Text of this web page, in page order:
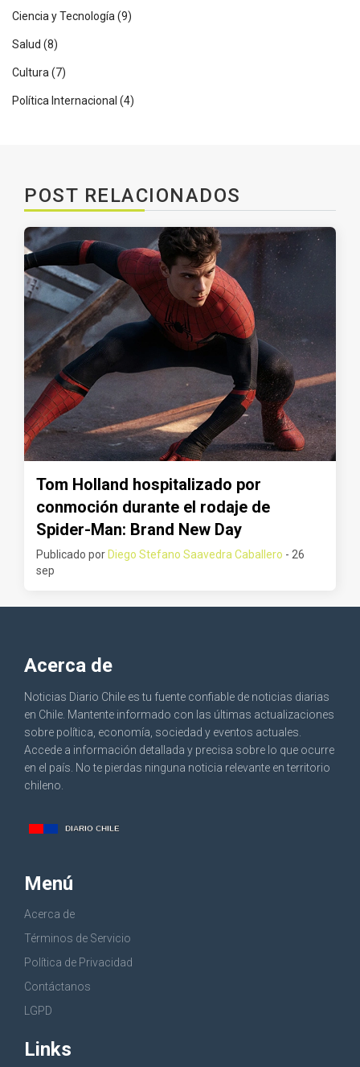
Ciencia y Tecnología (9)
Salud (8)
Cultura (7)
Política Internacional (4)
POST RELACIONADOS
Tom Holland hospitalizado por
conmoción durante el rodaje de
Spider-Man: Brand New Day
Publicado porDiego Stefano Saavedra Caballero - 26
sep
Acerca de
Noticias Diario Chile es tu fuente confiable de noticias diarias
en Chile. Mantente informado con las últimas actualizaciones
sobre política, economía, sociedad y eventos actuales.
Accede a información detallada y precisa sobre lo que ocurre
en el país. No te pierdas ninguna noticia relevante en territorio
chileno.
Menú
Acerca de
Términos de Servicio
Política de Privacidad
Contáctanos
LGPD
Links